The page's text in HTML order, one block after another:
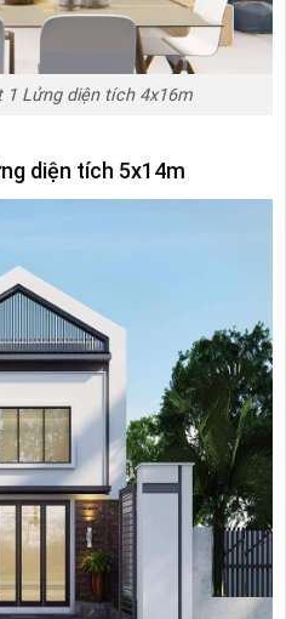
1 Lửng diện tích 4x16m
diện tích 5x14m